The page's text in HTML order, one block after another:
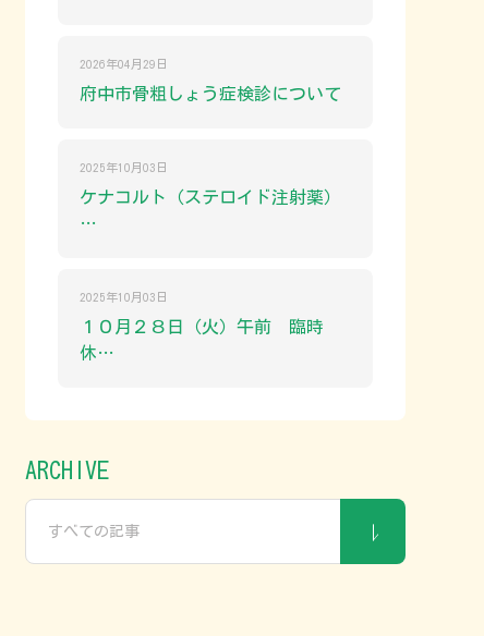
2026年04月29日
府中市骨粗しょう症検診について
2025年10月03日
ケナコルト（ステロイド注射薬）
…
2025年10月03日
１０月２８日（火）午前 臨時
休…
ARCHIVE